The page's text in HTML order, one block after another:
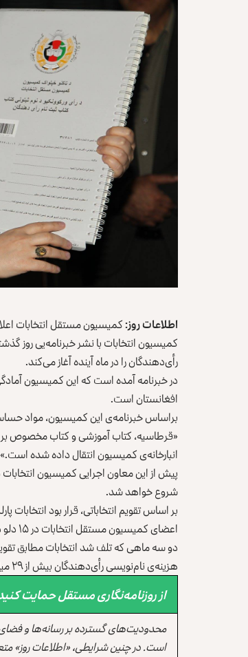
اطلاعات روز:کمیسیون مستقل انتخابات
رأی‌دهندگان را در ماه آینده آغاز می‌کند.
در خبرنامه آمده است که این کمیسیون
افغانستان است.
براساس خبرنامه‌ی این کمیسیون، مواد
«قرطاسیه، کتاب آموزشی و کتاب مخصوص
انبارخانه‌ی کمیسیون انتقال داده شده است.»
شروع خواهد شد.
دو سه ماهی که تلف شد انتخابات مطابق
هزینه‌ی نام‌نویسی رأی‌دهندگان بیش از ۲۹ میلیون دالر است که آن را دولت افغانستان و جامعه‌ی جهانی می‌پردازند.
از روزنامه‌نگاری مستقل حمایت
محدودیت‌های گسترده بر رسانه‌ها و
است. در چنین شرایطی، «اطلاعات روز»